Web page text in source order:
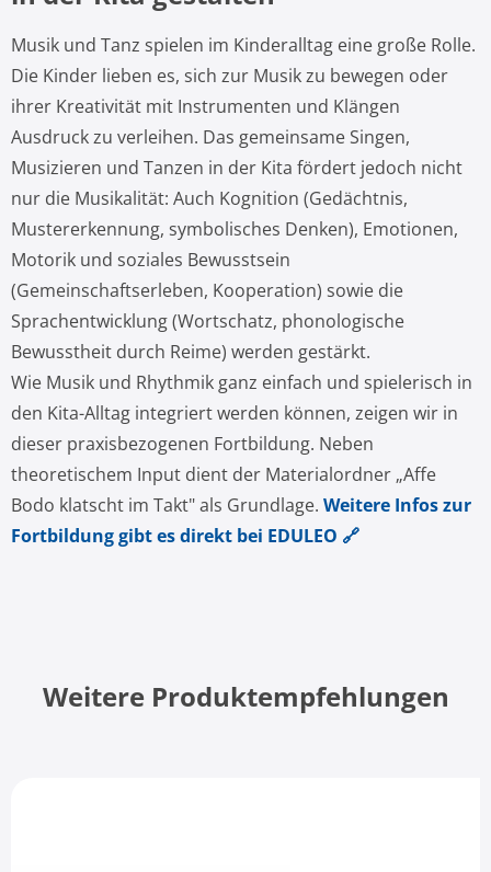
Musik und Tanz spielen im Kinderalltag eine große Rolle.
Die Kinder lieben es, sich zur Musik zu bewegen oder
ihrer Kreativität mit Instrumenten und Klängen
Ausdruck zu verleihen. Das gemeinsame Singen,
Musizieren und Tanzen in der Kita fördert jedoch nicht
nur die Musikalität: Auch Kognition (Gedächtnis,
Mustererkennung, symbolisches Denken), Emotionen,
Motorik und soziales Bewusstsein
(Gemeinschaftserleben, Kooperation) sowie die
Sprachentwicklung (Wortschatz, phonologische
Bewusstheit durch Reime) werden gestärkt.
Wie Musik und Rhythmik ganz einfach und spielerisch in
den Kita-Alltag integriert werden können, zeigen wir in
dieser praxisbezogenen Fortbildung. Neben
theoretischem Input dient der Materialordner „Affe
Bodo klatscht im Takt" als Grundlage. Weitere Infos zur
Fortbildung gibt es direkt bei EDULEO 🔗
Weitere Produktempfehlungen